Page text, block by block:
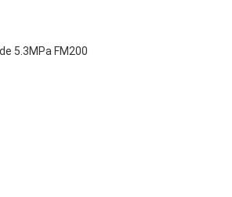
5.3MPa FM200